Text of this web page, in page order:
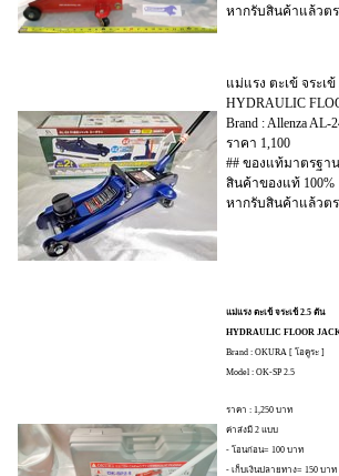
หากรับสินค้าแล้วต
แม่แรง ตะเข้ จระเ
HYDRAULIC
Brand : Allenza
ราคา 1,100
## ของแท้มาตรฐา
สินค้าของแท้ 100%
หากรับสินค้าแล้วต
แม่แรง ตะเข้ จระเข้ 2.5 ตัน
HYDRAULIC FLOOR
Brand : OKURA [ โอคูระ ]
Model : OK-SP 2.5
ราคา : 1,250 บาท
ค่าส่งมี 2 แบบ
- โอนก่อน= 100 บาท
- เก็บเงินปลายทาง= 150 บาท